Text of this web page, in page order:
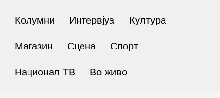
Колумни Интервјуа Култура
Магазин Сцена Спорт
Национал ТВ Во живо